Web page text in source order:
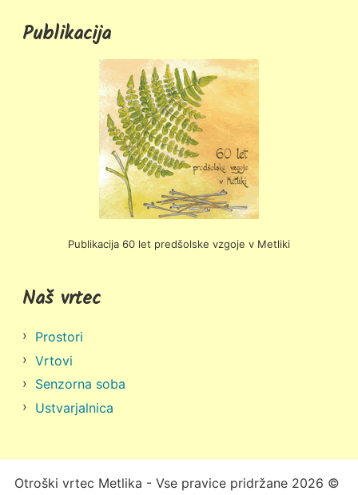
Publikacija
Publikacija 60 let predšolske vzgoje v Metliki
Naš vrtec
Prostori
Vrtovi
Senzorna soba
Ustvarjalnica
Otroški vrtec Metlika - Vse pravice pridržane 2026 ©